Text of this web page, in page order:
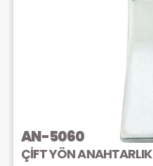
AN-5060
ÇİFT YÖN ANAHTARLIK